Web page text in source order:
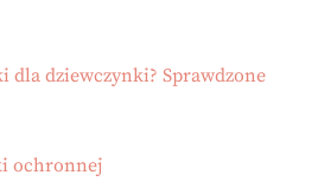
dla dziewczynki? Sprawdzone
ochronnej